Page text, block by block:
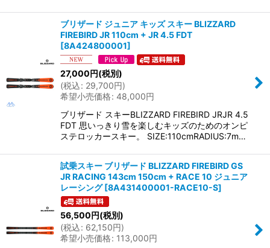
ブリザード ジュニア キッズ スキー BLIZZARD
FIREBIRD JR 110cm + JR 4.5 FDT
[8A424800001]
27,000円(税別)
(税込: 29,700円)
希望小売価格: 48,000円
ブリザード スキーBLIZZARD FIREBIRD JRJR 4.5
FDT 思いっきり雪を楽しむキッズのためのオンピ
ステロッカースキー。 SIZE:110cmRADIUS:7m…
試乗スキー ブリザード BLIZZARD FIREBIRD GS
JR RACING 143cm 150cm + RACE 10 ジュニア
レーシング [8A431400001-RACE10-S]
56,500円(税別)
(税込: 62,150円)
希望小売価格: 113,000円